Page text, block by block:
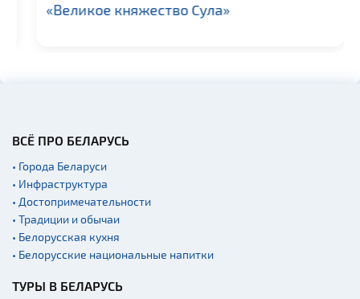
«Великое княжество Сула»
ВСЁ ПРО БЕЛАРУСЬ
• Города Беларуси
• Инфраструктура
• Достопримечательности
• Традиции и обычаи
• Белорусская кухня
• Белорусские национальные напитки
ТУРЫ В БЕЛАРУСЬ